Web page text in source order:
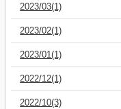
2023/03(1)
2023/02(1)
2023/01(1)
2022/12(1)
2022/10(3)